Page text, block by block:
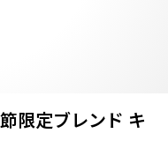
限定ブレンド キ